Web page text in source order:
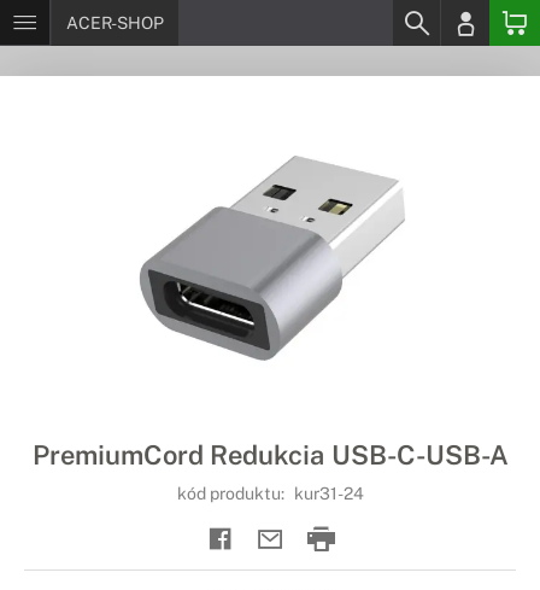
ACER-SHOP
PremiumCord Redukcia USB-C-USB-A
kód produktu: kur31-24